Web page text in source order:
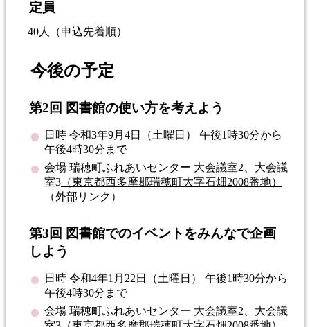
定員
40人（申込先着順）
今後の予定
第2回 図書館の使い方を考えよう
日時 令和3年9月4日（土曜日） 午後1時30分から
午後4時30分まで
会場 瑞穂町ふれあいセンター 大会議室2、大会議
室3 （東京都西多摩郡瑞穂町大字石畑2008番地）
（外部リンク）
第3回 図書館でのイベントをみんなで企画
しよう
日時 令和4年1月22日（土曜日） 午後1時30分から
午後4時30分まで
会場 瑞穂町ふれあいセンター 大会議室2、大会議